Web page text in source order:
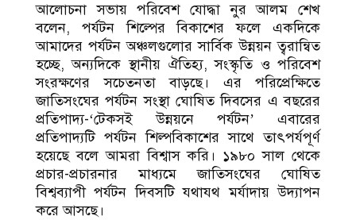
আলোচনা সভায় পরিবেশ যোদ্ধা নুর আলম শেখ
বলেন, পর্যটন শিল্পের বিকাশের ফলে একদিকে
আমাদের পর্যটন অঞ্চলগুলোর সার্বিক উন্নয়ন ত্বরান্বিত
হচ্ছে, অন্যদিকে স্থানীয় ঐতিহ্য, সংস্কৃতি ও পরিবেশ
সংরক্ষণের সচেতনতা বাড়ছে। এর পরিপ্রেক্ষিতে
জাতিসংঘের পর্যটন সংস্থা ঘোষিত দিবসের এ বছরের
প্রতিপাদ্য-‘টেকসই উন্নয়নে পর্যটন’ এবারের
প্রতিপাদ্যটি পর্যটন শিল্পবিকাশের সাথে তাৎপর্যপূর্ণ
হয়েছে বলে আমরা বিশ্বাস করি। ১৯৮০ সাল থেকে
প্রচার-প্রচারনার মাধ্যমে জাতিসংঘের ঘোষিত
বিশ্বব্যাপী পর্যটন দিবসটি যথাযথ মর্যাদায় উদ্যাপন
করে আসছে।